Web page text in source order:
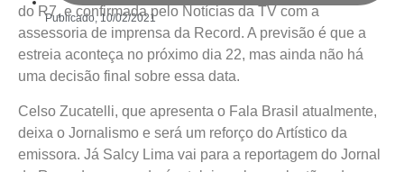
Publicado, 10/02/2021
do R7, e confirmada pelo Notícias da TV com a
assessoria de imprensa da Record. A previsão é que a
estreia aconteça no próximo dia 22, mas ainda não há
uma decisão final sobre essa data.
Celso Zucatelli, que apresenta o Fala Brasil atualmente,
deixa o Jornalismo e será um reforço do Artístico da
emissora. Já Salcy Lima vai para a reportagem do Jornal